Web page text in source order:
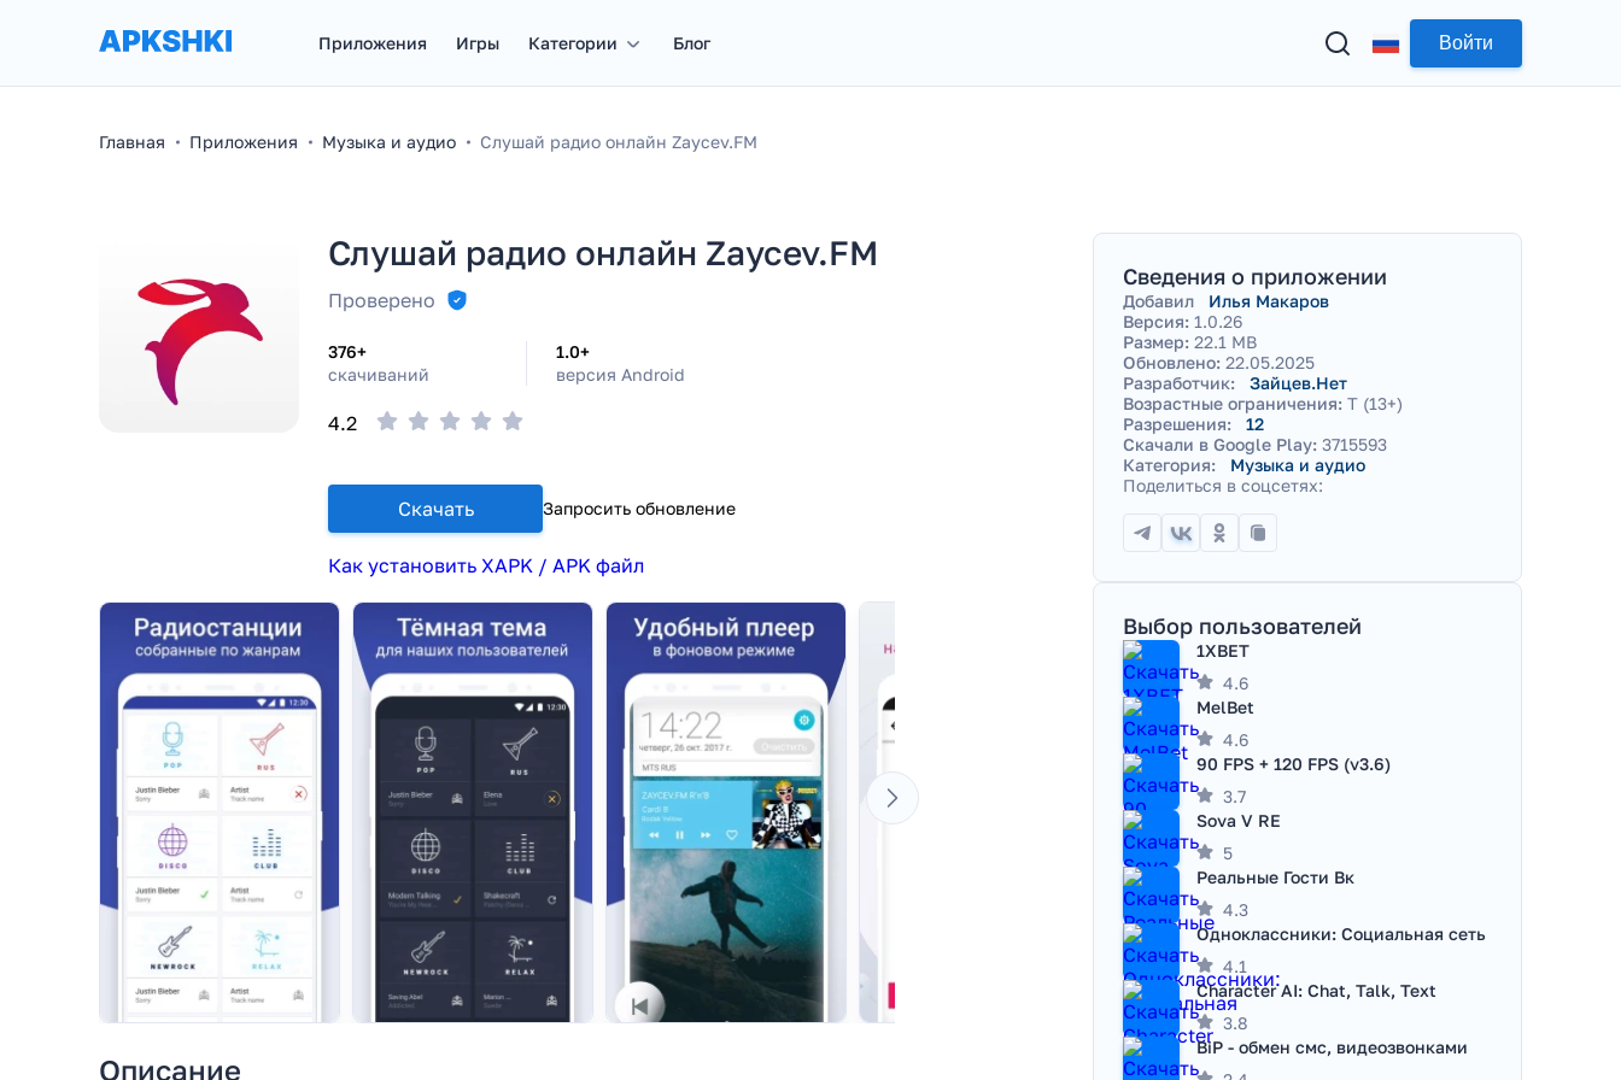
Приложения Игры Категории Блог Войти
Главная Приложения Музыка и аудио Слушай радио онлайн Zaycev.FM
Слушай радио онлайн Zaycev.FM
Проверено
376+
скачиваний
1.0+
версия Android
4.2
Скачать Запросить обновление
Как установить XAPK / APK файл
Описание
Сведения о приложении
Добавил
Илья Макаров
Версия: 1.0.26
Размер: 22.1 MB
Обновлено: 22.05.2025
Разработчик:
Зайцев.Нет
Возрастные ограничения: T (13+)
Разрешения:
12
Скачали в Google Play: 3715593
Категория:
Музыка и аудио
Поделиться в соцсетях:
Выбор пользователей
1XBET
4.6
MelBet
4.6
90 FPS + 120 FPS (v3.6)
3.7
Sova V RE
5
Реальные Гости Вк
4.3
Одноклассники: Социальная сеть
4.1
Character AI: Chat, Talk, Text
3.8
BiP - обмен смс, видеозвонками